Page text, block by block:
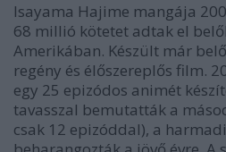
Isayama Hajime mangája
68 millió kötetet adtak el
Amerikában. Készült már
regény és élőszereplős film.
egy 25 epizódos animét
tavasszal bemutatták a
csak 12 epizóddal), a